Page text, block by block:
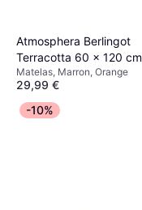
Atmosphera Berlingot
Terracotta 60 x 120 cm
Matelas, Marron, Orange
29,99 €
5 magasins
-10%